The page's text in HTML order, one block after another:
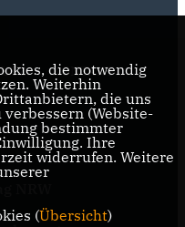
KONTAKT
NRW
die notwendig
Weiterhin
die uns
(Website-
bestimmter
Ihre
widerrufen. Weitere
(Übersicht)